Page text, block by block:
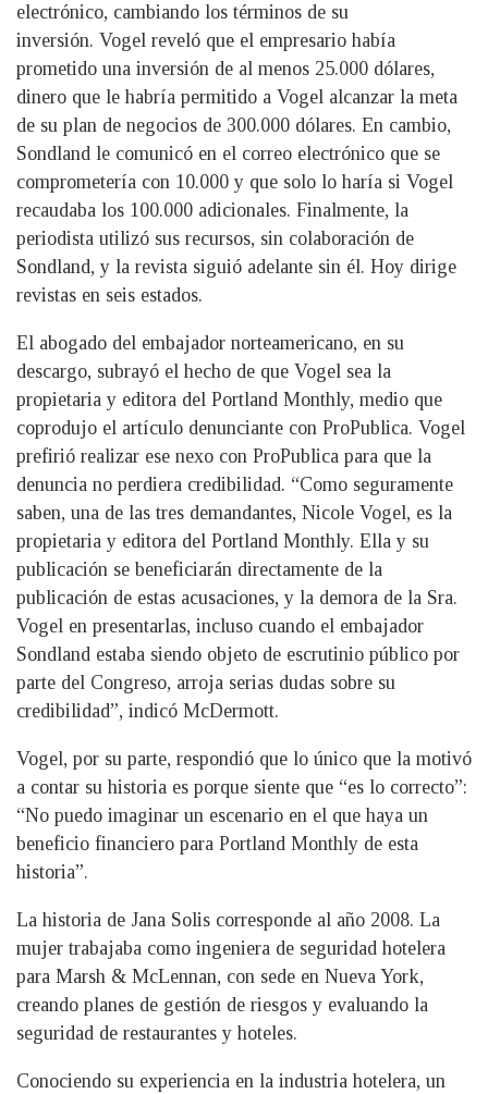
electrónico, cambiando los términos de su
inversión. Vogel reveló que el empresario había
prometido una inversión de al menos 25.000 dólares,
dinero que le habría permitido a Vogel alcanzar la meta
de su plan de negocios de 300.000 dólares. En cambio,
Sondland le comunicó en el correo electrónico que se
comprometería con 10.000 y que solo lo haría si Vogel
recaudaba los 100.000 adicionales. Finalmente, la
periodista utilizó sus recursos, sin colaboración de
Sondland, y la revista siguió adelante sin él. Hoy dirige
revistas en seis estados.
El abogado del embajador norteamericano, en su
descargo, subrayó el hecho de que Vogel sea la
propietaria y editora del Portland Monthly, medio que
coprodujo el artículo denunciante con ProPublica. Vogel
prefirió realizar ese nexo con ProPublica para que la
denuncia no perdiera credibilidad. “Como seguramente
saben, una de las tres demandantes, Nicole Vogel, es la
propietaria y editora del Portland Monthly. Ella y su
publicación se beneficiarán directamente de la
publicación de estas acusaciones, y la demora de la Sra.
Vogel en presentarlas, incluso cuando el embajador
Sondland estaba siendo objeto de escrutinio público por
parte del Congreso, arroja serias dudas sobre su
credibilidad”, indicó McDermott.
Vogel, por su parte, respondió que lo único que la motivó
a contar su historia es porque siente que “es lo correcto”:
“No puedo imaginar un escenario en el que haya un
beneficio financiero para Portland Monthly de esta
historia”.
La historia de Jana Solis corresponde al año 2008. La
mujer trabajaba como ingeniera de seguridad hotelera
para Marsh & McLennan, con sede en Nueva York,
creando planes de gestión de riesgos y evaluando la
seguridad de restaurantes y hoteles.
Conociendo su experiencia en la industria hotelera, un